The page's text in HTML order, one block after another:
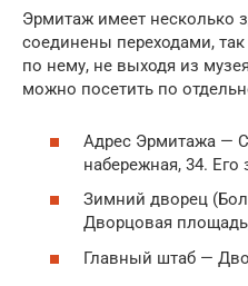
Эрмитаж имеет несколько
соединены переходами,
по нему, не выходя из
можно посетить по
Адрес Эрмитажа —
набережная, 34. Его
Зимний дворец
Дворцовая
Главный штаб —